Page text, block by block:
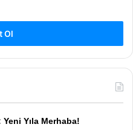
Ol
Yeni Yıla Merhaba!